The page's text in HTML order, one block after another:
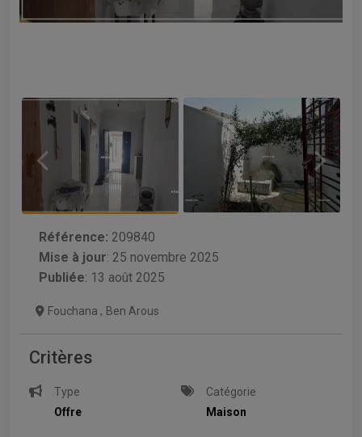
Référence: 209840
Mise à jour: 25 novembre 2025
Publiée: 13 août 2025
Fouchana , Ben Arous
Critères
Type
Offre
Catégorie
Maison